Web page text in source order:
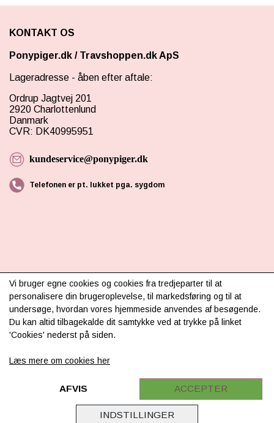
KONTAKT OS
Ponypiger.dk / Travshoppen.dk ApS
Lageradresse - åben efter aftale:
Ordrup Jagtvej 201
2920 Charlottenlund
Danmark
CVR: DK40995951
kundeservice@ponypiger.dk
Telefonen er pt. lukket pga. sygdom
INFORMATION
Om os
Levering & betaling
Retur
Samarbejde
Virksomhedsoplysninger
Vi bruger egne cookies og cookies fra tredjeparter til at
personalisere din brugeroplevelse, til markedsføring og til at
undersøge, hvordan vores hjemmeside anvendes af besøgende.
Du kan altid tilbagekalde dit samtykke ved at trykke på linket
'Cookies' nederst på siden.
Læs mere om cookies her
INDSTILLINGER
AFVIS ACCEPTER